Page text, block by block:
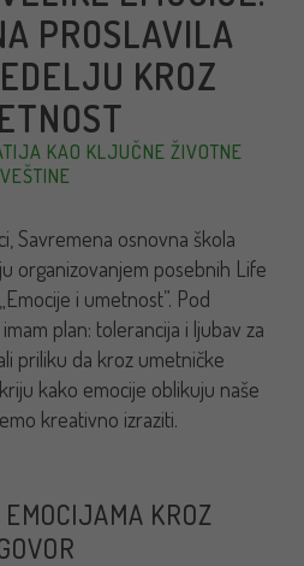
PROSLAVILA
KROZ
KAO KLJUČNE ŽIVOTNE
VEŠTINE
Savremena osnovna škola
organizovanjem posebnih Life
i umetnost”. Pod
plan: tolerancija i ljubav za
priliku da kroz umetničke
kako emocije oblikuju naše
kreativno izraziti.
KROZ